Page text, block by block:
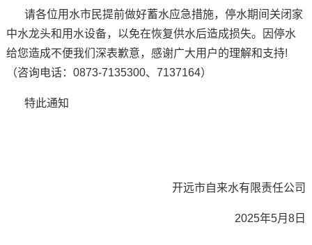
请各位用水市民提前做好蓄水应急措施，停水期间关闭家
中水龙头和用水设备，以免在恢复供水后造成损失。因停水
给您造成不便我们深表歉意，感谢广大用户的理解和支持!
（咨询电话：0873-7135300、7137164）
特此通知
开远市自来水有限责任公司
2025年5月8日